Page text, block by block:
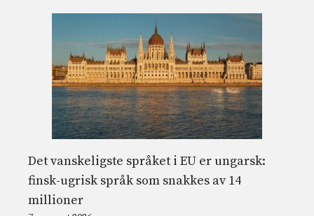
Det vanskeligste språket i EU er ungarsk:
finsk-ugrisk språk som snakkes av 14
millioner